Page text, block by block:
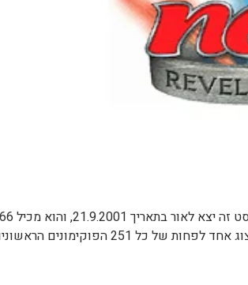
עזיבתם של הפוקימונים האגדיים אנטיי, ראיקו וסוויקון